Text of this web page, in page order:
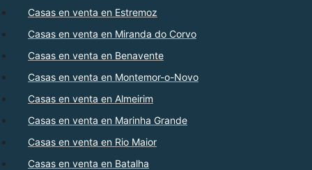
Casas en venta en Estremoz
Casas en venta en Miranda do Corvo
Casas en venta en Benavente
Casas en venta en Montemor-o-Novo
Casas en venta en Almeirim
Casas en venta en Marinha Grande
Casas en venta en Rio Maior
Casas en venta en Batalha